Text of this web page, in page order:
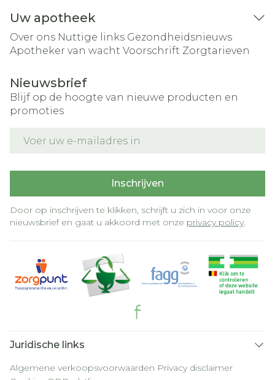
Uw apotheek
Over ons Nuttige links Gezondheidsnieuws
Apotheker van wacht Voorschrift Zorgtarieven
Nieuwsbrief
Blijf op de hoogte van nieuwe producten en
promoties
Inschrijven
Door op inschrijven te klikken, schrijft u zich in voor onze
nieuwsbrief en gaat u akkoord met onze privacy policy.
Juridische links
Algemene verkoopsvoorwaarden Privacy disclaimer